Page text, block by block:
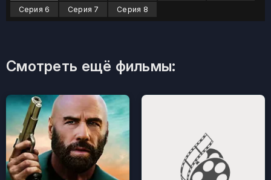
Серия 6 Серия 7 Серия 8
Смотреть ещё фильмы: